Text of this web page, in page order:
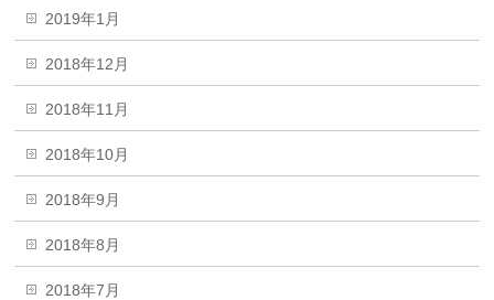
2019年1月
2018年12月
2018年11月
2018年10月
2018年9月
2018年8月
2018年7月